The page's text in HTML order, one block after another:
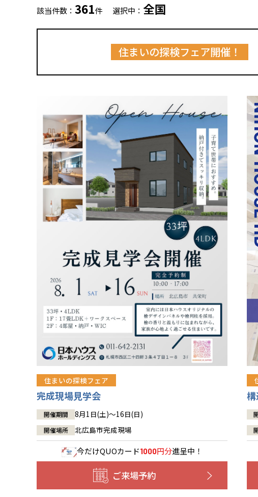
該当件数： 361件 選択中： 全国
住まいの探検フェア開催！
住まいの探検フェア
完成現場見学会
開催期間 8月1日(土)～16日(日)
開催場所 北広島市完成現場
今だけQUOカード1000円分進呈中！
ご来場予約
全
※現
移
お